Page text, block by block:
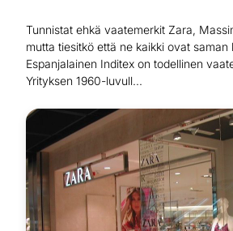
Tunnistat ehkä vaatemerkit Zara,
mutta tiesitkö että ne kaikki ovat saman
Espanjalainen Inditex on todellinen
Yrityksen 1960-luvull...